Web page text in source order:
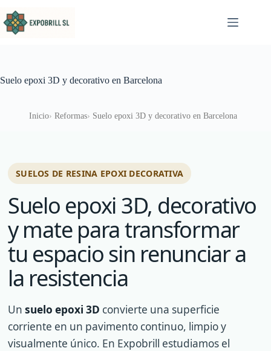
Suelo epoxi 3D y decorativo en Barcelona
Inicio Reformas Suelo epoxi 3D y decorativo en Barcelona
SUELOS DE RESINA EPOXI DECORATIVA
Suelo epoxi 3D, decorativo
y mate para transformar
tu espacio sin renunciar a
la resistencia
Un suelo epoxi 3D convierte una superficie
corriente en un pavimento continuo, limpio y
visualmente único. En Expobrill estudiamos el